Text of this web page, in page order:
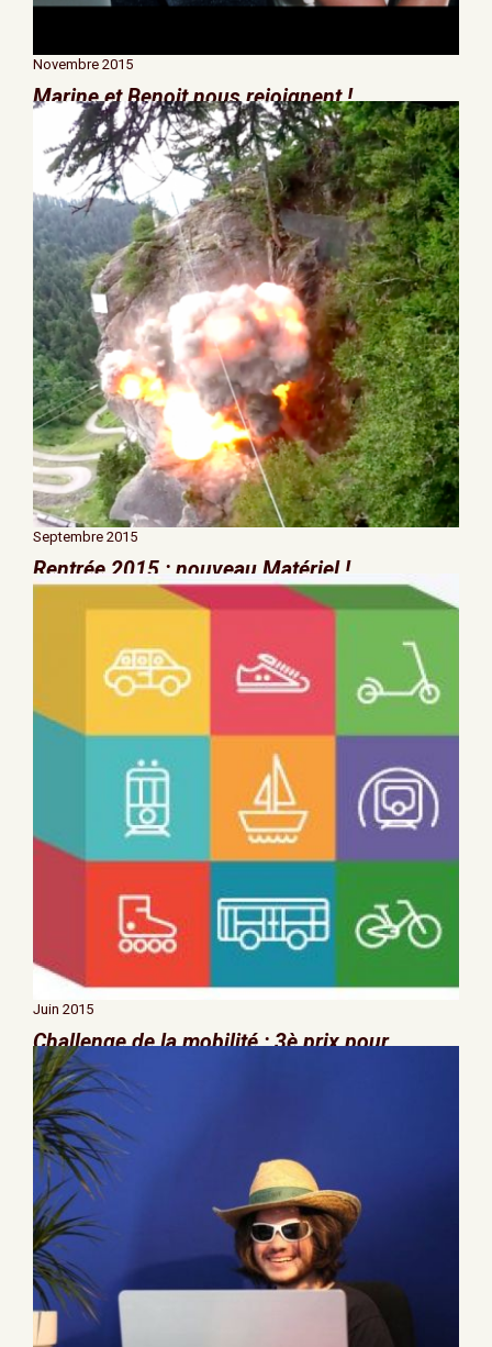
Novembre 2015
Marine et Benoit nous rejoignent !
Septembre 2015
Rentrée 2015 : nouveau Matériel !
Juin 2015
Challenge de la mobilité : 3è prix pour
MedeO !